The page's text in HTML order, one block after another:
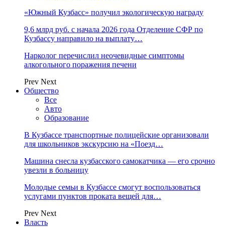
«Южный Кузбасс» получил экологическую награду
9,6 млрд руб. с начала 2026 года Отделение СФР по
Кузбассу направило на выплату…
Нарколог перечислил неочевидные симптомы
алкогольного поражения печени
Prev Next
Общество
Все
Авто
Образование
В Кузбассе транспортные полицейские организовали
для школьников экскурсию на «Поезд…
Машина снесла кузбасского самокатчика — его срочно
увезли в больницу
Молодые семьи в Кузбассе смогут воспользоваться
услугами пунктов проката вещей для…
Prev Next
Власть